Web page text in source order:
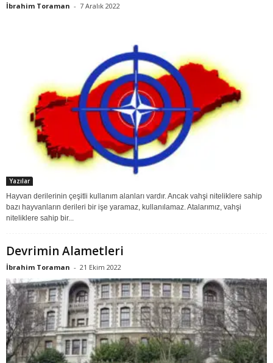
İbrahim Toraman - 7 Aralık 2022
Yazılar
Hayvan derilerinin çeşitli kullanım alanları vardır. Ancak vahşi niteliklere sahip
bazı hayvanların derileri bir işe yaramaz, kullanılamaz. Atalarımız, vahşi
niteliklere sahip bir...
Devrimin Alametleri
İbrahim Toraman - 21 Ekim 2022